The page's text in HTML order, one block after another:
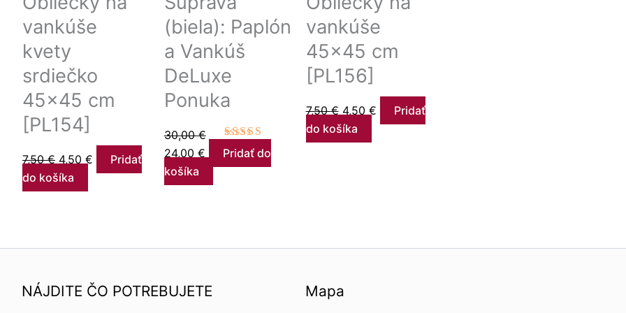
vankúše
kvety
srdiečko
45×45 cm
[PL154]
7,50€ 4,50 €
Pridať
do košíka
(biela): Paplón
a Vankúš
DeLuxe
Ponuka
Hodnotenie
5.00z 5
30,00€
24,00 €
Pridať do
košíka
vankúše
45×45 cm
[PL156]
7,50€ 4,50 €
Pridať
do košíka
NÁJDITE ČO POTREBUJETE Mapa